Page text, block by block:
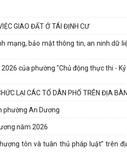
GIAO ĐẤT Ở TÁI ĐỊNH CƯ
mạng, bảo mật thông tin, an ninh dữ
của phường "Chủ động thực thi -
LẠI CÁC TỔ DÂN PHỐ TRÊN ĐỊA
phường An Dương
năm 2026
tôn và tuân thủ pháp luật” trên